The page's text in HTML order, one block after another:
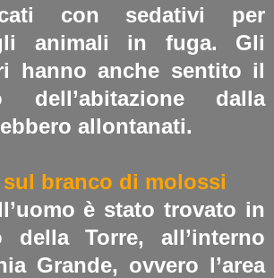
con sedativi per
animali in fuga. Gli
hanno anche sentito il
dell’abitazione dalla
allontanati.
branco di molossi
è stato trovato in
della Torre, all’interno
Grande, ovvero l’area